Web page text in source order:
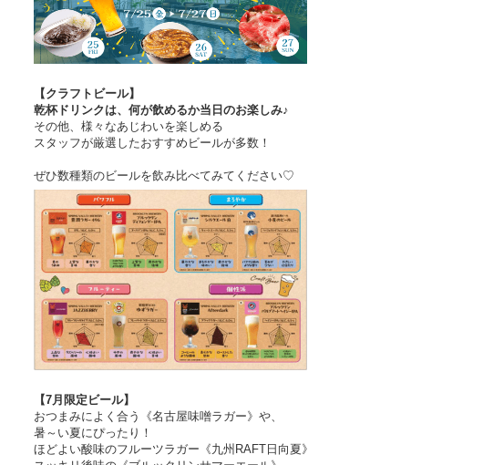
【クラフトビール】
乾杯ドリンクは、何が飲めるか当日のお楽しみ♪
その他、様々なあじわいを楽しめる
スタッフが厳選したおすすめビールが多数！
ぜひ数種類のビールを飲み比べてみてください♡
【7月限定ビール】
おつまみによく合う《名古屋味噌ラガー》や、
暑～い夏にぴったり！
ほどよい酸味のフルーツラガー《九州RAFT日向夏》